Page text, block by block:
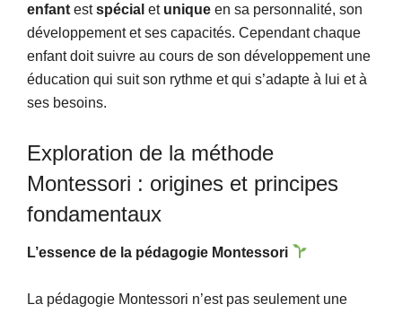
enfant estspécial et unique en sa personnalité, son
développement et ses capacités. Cependant chaque
enfant doit suivre au cours de son développement une
éducation qui suit son rythme et qui s’adapte à lui et à
ses besoins.
Exploration de la méthode
Montessori : origines et principes
fondamentaux
L’essence de la pédagogie Montessori
La pédagogie Montessori n’est pas seulement une